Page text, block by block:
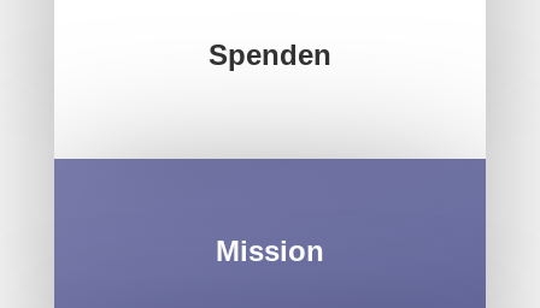
Spenden
Mission